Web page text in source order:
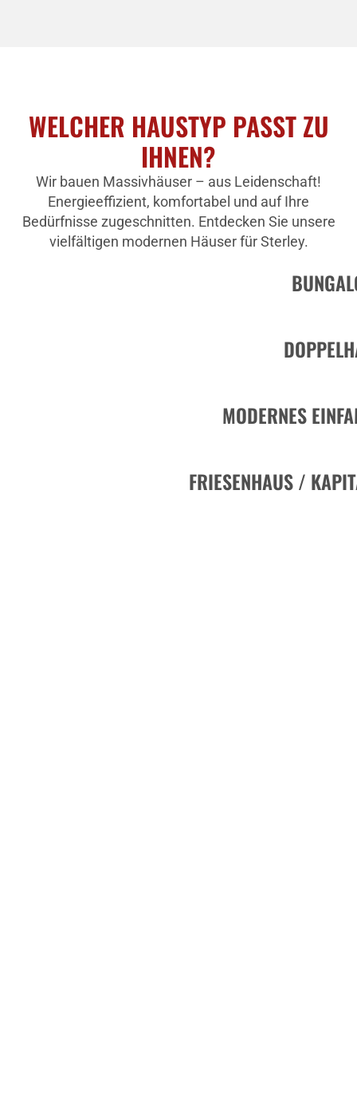
WELCHER HAUSTYP PASST ZU
IHNEN?
Wir bauen Massivhäuser – aus Leidenschaft!
Energieeffizient, komfortabel und auf Ihre
Bedürfnisse zugeschnitten. Entdecken Sie unsere
vielfältigen modernen Häuser für Sterley.
MODERNES
FRIESENHAUS /